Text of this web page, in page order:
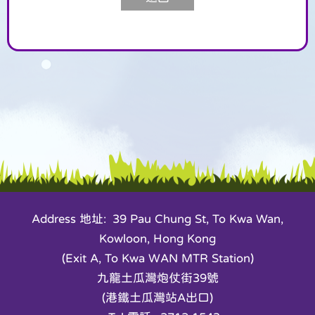
Address 地址: 39 Pau Chung St, To Kwa Wan,
Kowloon, Hong Kong
(Exit A, To Kwa WAN MTR Station)
九龍土瓜灣炮仗街39號
(港鐵土瓜灣站A出口)